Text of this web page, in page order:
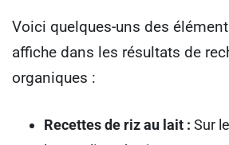
Voici quelques-uns des
affiche dans les résultats de
organiques :
Recettes de riz au lait : Sur